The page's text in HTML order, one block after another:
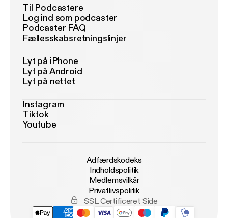
Til Podcastere
Log ind som podcaster
Podcaster FAQ
Fællesskabsretningslinjer
Lyt på iPhone
Lyt på Android
Lyt på nettet
Instagram
Tiktok
Youtube
Adfærdskodeks
Indholdspolitik
Medlemsvilkår
Privatlivspolitik
SSL Certificeret Side